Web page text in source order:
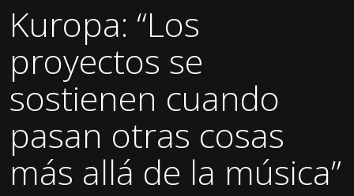
Kuropa: “Los
proyectos se
sostienen cuando
pasan otras cosas
más allá de la música”